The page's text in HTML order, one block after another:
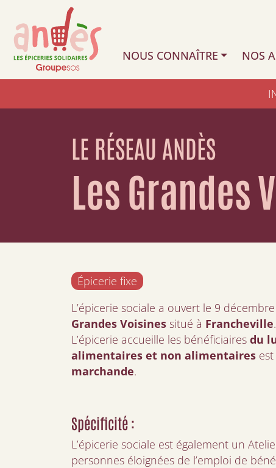
NOUS CONNAÎTRE
NOS
LE RÉSEAU ANDÈS
Les Grandes
Épicerie fixe
L’épicerie sociale a ouvert le 9
Grandes Voisines situé à Francheville.
L’épicerie accueille les bénéficiaires du
alimentaires et non alimentaires
marchande.
Spécificité :
L’épicerie sociale est également un
personnes éloignées de l’emploi de